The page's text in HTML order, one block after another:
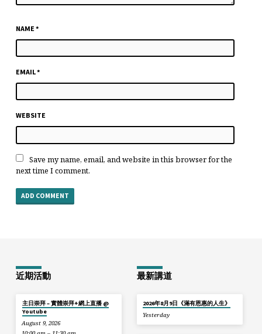
NAME *
EMAIL*
WEBSITE
Save my name, email, and website in this browser for the
next time I comment.
近期活動
主日崇拜 – 實體崇拜+網上直播 @
Youtube
August 9, 2026
最新講道
2026年8月9日《滿有恩惠的人生》
Yesterday